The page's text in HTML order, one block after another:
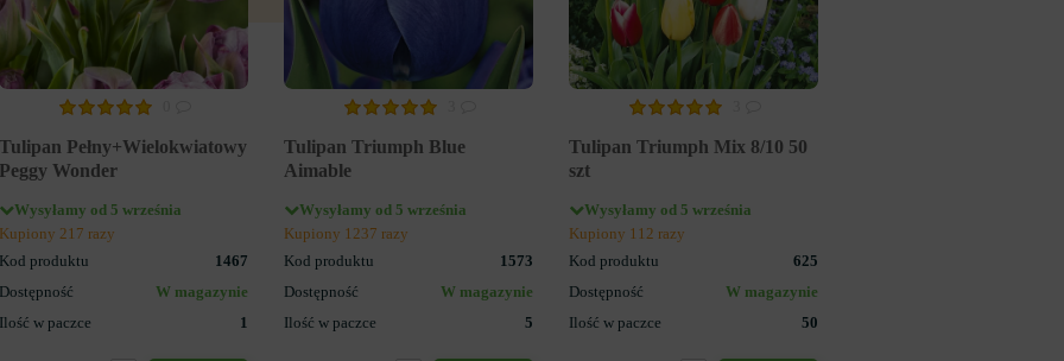
Tulipan Pełny+Wielokwiatowy
Peggy Wonder
Wysyłamy od 5 września
Kupiony 217 razy
Kod produktu
1467
Dostępność
W magazynie
Ilość w paczce
1
Tulipan Triumph Blue
Aimable
Wysyłamy od 5 września
Kupiony 1237 razy
Kod produktu
1573
Dostępność
W magazynie
Ilość w paczce
5
Tulipan Triumph Mix 8/10 50
szt
Wysyłamy od 5 września
Kupiony 112 razy
Kod produktu
625
Dostępność
W magazynie
Ilość w paczce
50